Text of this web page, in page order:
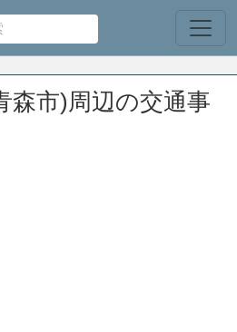
森市)周辺の交通事